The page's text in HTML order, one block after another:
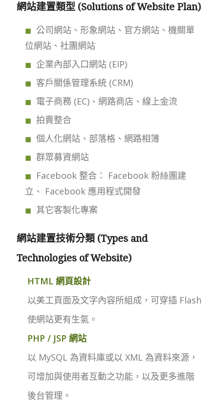
網站建置類型 (Solutions of Website Plan)
公司網站、形象網站、官方網站、機關單
位網站、社團網站
企業內部入口網站 (EIP)
客戶關係管理系統 (CRM)
電子商務 (EC)、網路商店、線上金流
拍賣整合
個人化網站、部落格、網路相簿
群眾募資網站
Facebook 整合： Facebook 粉絲團建
立、 Facebook 應用程式開發
其它客製化專案
網站建置技術分類 (Types and
Technologies of Website)
HTML 網頁設計
以美工頁面及文字內容所組成，可穿插 Flash
使網站更有生氣。
PHP / JSP 網站
以 MySQL 為資料庫或以 XML 為資料來源，
可增加與使用者互動之功能，以及更多進階
後台管理。